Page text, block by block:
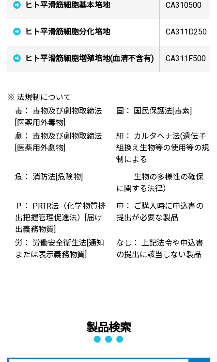
ヒト平滑筋細胞基本培地 CA310500
ヒト平滑筋細胞分化培地 CA311D250
ヒト平滑筋細胞増殖培地(血清不含有) CA311F500
※ 法規制について
毒： 毒物及び劇物取締法
[医薬用外毒物]
国： 国民保護法[毒素]
劇： 毒物及び劇物取締法
[医薬用外劇物]
組： カルタヘナ法(遺伝子
組換え生物等の使用等の規
制による
危： 消防法[危険物]
生物の多様性の確保
に関する法律）
Ｐ： PRTR法（化学物質排
出把握管理促進法）[届け
出義務物質]
申： ご購入時に申込書の
提出が必要な製品
労： 労働安全衛生法[通知
または表示義務物質]
なし： 上記法令や申込書
の提出に該当しない製品
製品検索